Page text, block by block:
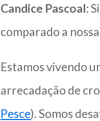
Candice Pascoal:
comparado a
Estamos vivendo
arrecadação de
Pesce). Somos